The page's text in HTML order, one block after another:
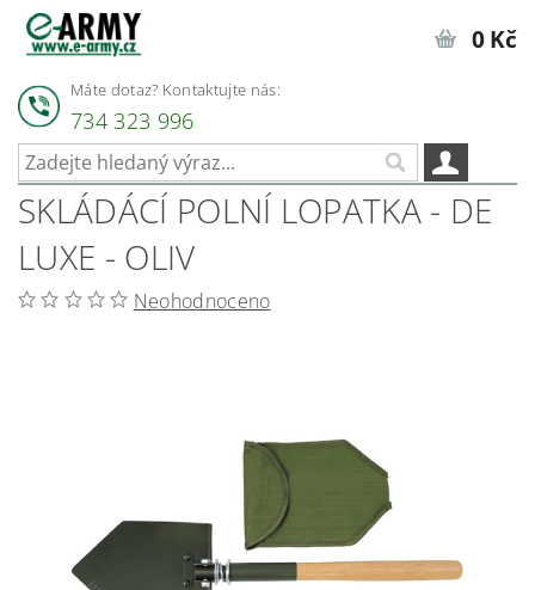
Máte dotaz? Kontaktujte nás:
734 323 996
0 Kč
SKLÁDÁCÍ POLNÍ LOPATKA - DE
LUXE - OLIV
Neohodnoceno